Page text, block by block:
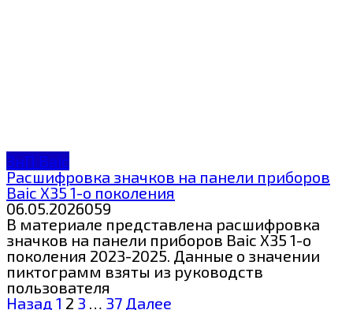
ЗнП Baic
Расшифровка значков на панели приборов
Baic X35 1-о поколения
06.05.2026059
В материале представлена расшифровка
значков на панели приборов Baic X35 1-о
поколения 2023-2025. Данные о значении
пиктограмм взяты из руководств
пользователя
Пагинация
Назад 1 2 3 … 37 Далее